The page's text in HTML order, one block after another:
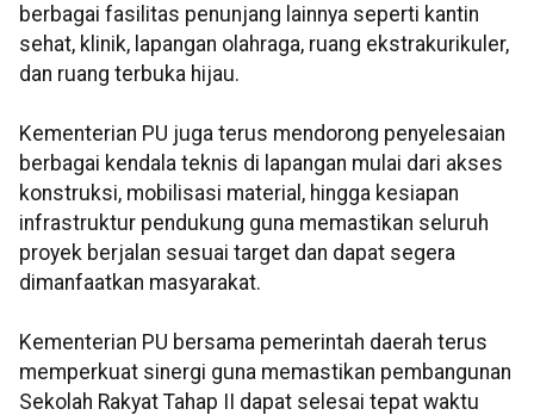
berbagai fasilitas penunjang lainnya seperti kantin
sehat, klinik, lapangan olahraga, ruang ekstrakurikuler,
dan ruang terbuka hijau.
Kementerian PU juga terus mendorong penyelesaian
berbagai kendala teknis di lapangan mulai dari akses
konstruksi, mobilisasi material, hingga kesiapan
infrastruktur pendukung guna memastikan seluruh
proyek berjalan sesuai target dan dapat segera
dimanfaatkan masyarakat.
Kementerian PU bersama pemerintah daerah terus
memperkuat sinergi guna memastikan pembangunan
Sekolah Rakyat Tahap II dapat selesai tepat waktu